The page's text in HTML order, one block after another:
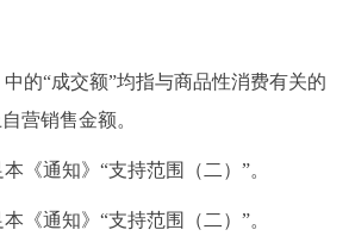
“成交额”均指与商品性消费有关的
营销售金额。
通知》“支持范围（二）”。
通知》“支持范围（二）”。